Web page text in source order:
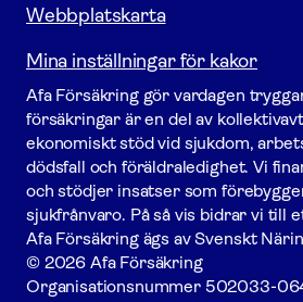
Webbplatskarta
Mina inställningar för kakor
Afa För­säkring gör vardagen
försäk­ringar är en del av
ekonomiskt stöd vid sjukdom,
dödsfall och föräldraledighet. Vi
och stödjer insatser som
sjukfrånvaro. På så vis bidrar vi till
Afa För­säkring ägs av Svenskt
© 2026 Afa Försäkring
Organisationsnummer 502033-